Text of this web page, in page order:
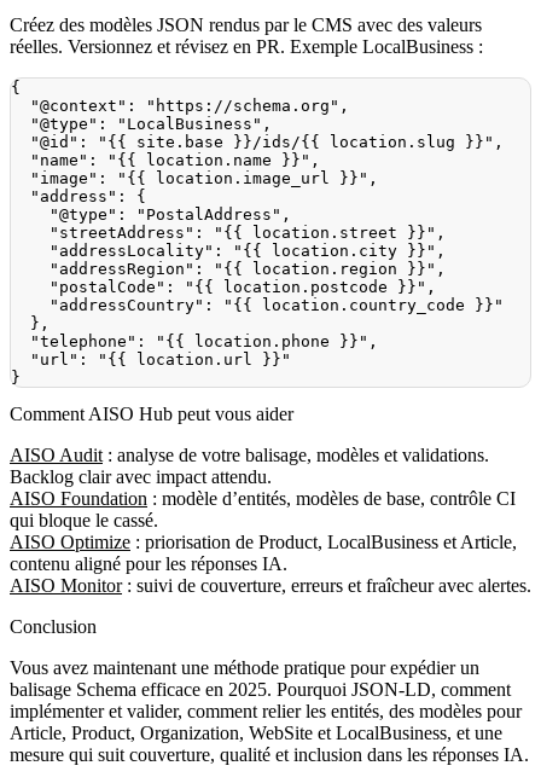
Créez des modèles JSON rendus par le CMS avec des valeurs
réelles. Versionnez et révisez en PR. Exemple LocalBusiness :
{
"@context" : "https://schema.org" ,
"@type" : "LocalBusiness" ,
"@id" : "{{ site.base }}/ids/{{ location.slug }}" ,
"name" : "{{ location.name }}" ,
"image" : "{{ location.image_url }}" ,
"address" :
{
"@type" : "PostalAddress" ,
"streetAddress" : "{{ location.street }}" ,
"addressLocality" : "{{ location.city }}" ,
"addressRegion" : "{{ location.region }}" ,
"postalCode" : "{{ location.postcode }}" ,
"addressCountry" :
"{{ location.country_code }}"
} ,
"telephone" : "{{ location.phone }}" ,
"url" :
"{{ location.url }}"
}
Comment AISO Hub peut vous aider
AISO Audit : analyse de votre balisage, modèles et validations.
Backlog clair avec impact attendu.
AISO Foundation : modèle d’entités, modèles de base, contrôle CI
qui bloque le cassé.
AISO Optimize : priorisation de Product, LocalBusiness et Article,
contenu aligné pour les réponses IA.
AISO Monitor: suivi de couverture, erreurs et fraîcheur avec alertes.
Conclusion
Vous avez maintenant une méthode pratique pour expédier un
balisage Schema efficace en 2025. Pourquoi JSON‑LD, comment
implémenter et valider, comment relier les entités, des modèles pour
Article, Product, Organization, WebSite et LocalBusiness, et une
mesure qui suit couverture, qualité et inclusion dans les réponses IA.